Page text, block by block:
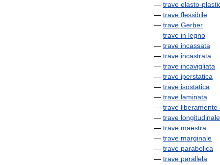
— trave elasto-
— trave flessibile
— trave Gerber
— trave in legno
— trave incassata
— trave incastrata
— trave incavigliata
— trave iperstatica
— trave isostatica
— trave laminata
— trave liberamente
— trave longitudinale
— trave maestra
— trave marginale
— trave parabolica
— trave parallela